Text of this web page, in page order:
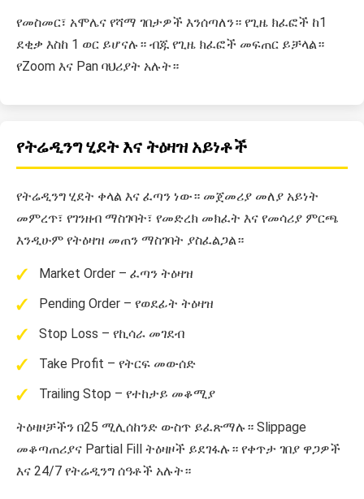
የመስመር፣ አሞሌና የሻማ ገበታዎች እንሰጣለን። የጊዜ ክፈፎች ከ1
ደቂቃ እስከ 1 ወር ይሆናሉ። ብጁ የጊዜ ክፈፎች መፍጠር ይቻላል።
የZoom እና Pan ባህሪያት አሉት።
የትሬዲንግ ሂደት እና ትዕዛዝ አይነቶች
የትሬዲንግ ሂደት ቀላል እና ፈጣን ነው። መጀመሪያ መለያ አይነት
መምረጥ፣ የገንዘብ ማስገባት፣ የመድረክ መክፈት እና የመሳሪያ ምርጫ
እንዲሁም የትዕዛዝ መጠን ማስገባት ያስፈልጋል።
Market Order – ፈጣን ትዕዛዝ
Pending Order – የወደፊት ትዕዛዝ
Stop Loss – የኪሳራ መገደብ
Take Profit – የትርፍ መውሰድ
Trailing Stop – የተከታይ መቆሚያ
ትዕዛዞቻችን በ25 ሚሊሰከንድ ውስጥ ይፈጽማሉ። Slippage
መቆጣጠሪያና Partial Fill ትዕዛዞች ይደገፋሉ። የቀጥታ ገበያ ዋጋዎች
እና 24/7 የትሬዲንግ ሰዓቶች አሉት።